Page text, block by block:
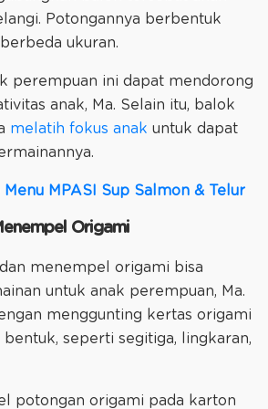
Potongannya berbentuk
ukuran.
perempuan ini dapat mendorong
anak, Ma. Selain itu, balok
melatih fokus anak untuk dapat
Menu MPASI Sup Salmon & Telur
Origami
menempel origami bisa
untuk anak perempuan, Ma.
menggunting kertas origami
seperti segitiga, lingkaran,
potongan origami pada karton